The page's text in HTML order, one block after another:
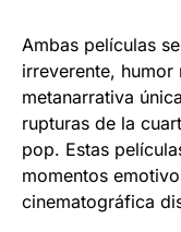
Ambas películas
irreverente, humor
metanarrativa
rupturas de la
pop. Estas
momentos
cinematográfica